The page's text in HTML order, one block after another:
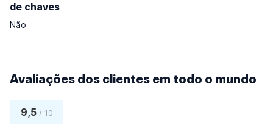
de chaves
Não
Avaliações dos clientes em todo o mundo
9,5/ 10